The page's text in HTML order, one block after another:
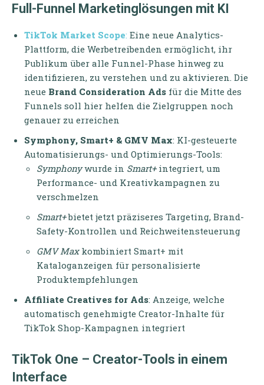
Full-Funnel Marketinglösungen mit KI
TikTok Market Scope: Eine neue Analytics-
Plattform, die Werbetreibenden ermöglicht, ihr
Publikum über alle Funnel-Phase hinweg zu
identifizieren, zu verstehen und zu aktivieren. Die
neue Brand Consideration Ads für die Mitte des
Funnels soll hier helfen die Zielgruppen noch
genauer zu erreichen
Symphony, Smart+ & GMV Max: KI-gesteuerte
Automatisierungs- und Optimierungs-Tools:
Symphonywurde in Smart+integriert, um
Performance- und Kreativkampagnen zu
verschmelzen
Smart+bietet jetzt präziseres Targeting, Brand-
Safety-Kontrollen und Reichweitensteuerung
GMV Maxkombiniert Smart+ mit
Kataloganzeigen für personalisierte
Produktempfehlungen
Affiliate Creatives for Ads: Anzeige, welche
automatisch genehmigte Creator-Inhalte für
TikTok Shop-Kampagnen integriert
TikTok One – Creator-Tools in einem
Interface